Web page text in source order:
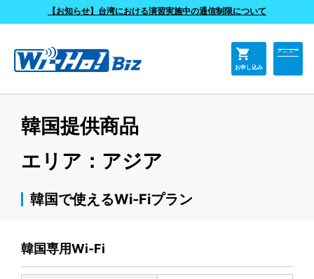
【お知らせ】台湾における演習実施中の通信制限について
shopping_cart
お申し込み
メニュー
よくあるご質問
韓国提供商品
エリア：アジア
韓国で使えるWi-Fiプラン
韓国専用Wi-Fi